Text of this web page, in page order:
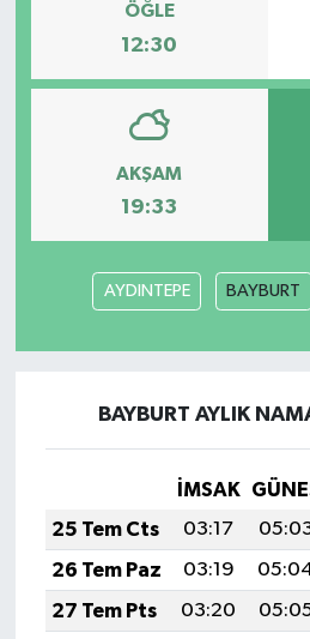
ÖĞLE
12:30
AKŞAM
19:33
AYDINTEPE BAYBURT
BAYBURT AYLIK
İMSAK
25 Tem Cts
03:17
26 Tem Paz
03:19
27 Tem Pts
03:20
Yaşam